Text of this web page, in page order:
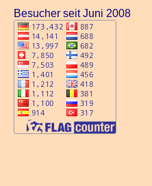
Besucher seit Juni 2008